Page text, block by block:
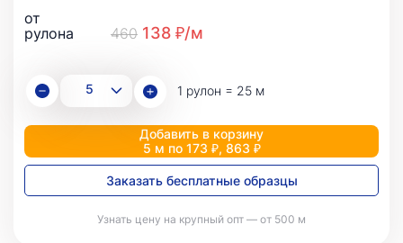
от
рулона
460 138 ₽/м
1 рулон = 25 м
Добавить в корзину
5 м по 173 ₽, 863 ₽
Заказать бесплатные образцы
Узнать цену на крупный опт — от 500 м